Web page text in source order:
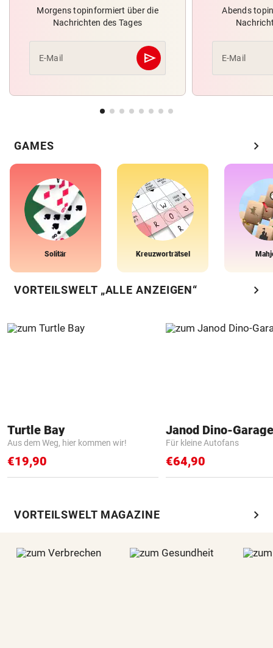
Morgens topinformiert über die
Nachrichten des Tages
E-Mail send
Abschicken
Abends
E-Mail
GAMES chevron_right
Solitär Kreuzworträtsel
VORTEILSWELT „ALLE ANZEIGEN“ chevron_right
Turtle Bay
Aus dem Weg, hier kommen wir!
€19,90
Janod Dino-Garage
Für kleine Autofans
€64,90
VORTEILSWELT MAGAZINE chevron_right